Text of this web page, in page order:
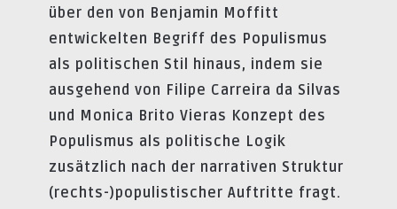
über den von Benjamin Moffitt
entwickelten Begriff des Populismus
als politischen Stil hinaus, indem sie
ausgehend von Filipe Carreira da Silvas
und Monica Brito Vieras Konzept des
Populismus als politische Logik
zusätzlich nach der narrativen Struktur
(rechts-)populistischer Auftritte fragt.